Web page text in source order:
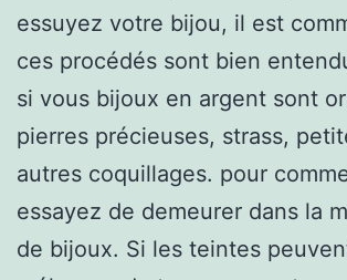
essuyez votre bijou, il est
ces procédés sont bien
si vous bijoux en argent sont
pierres précieuses, strass,
autres coquillages. pour
essayez de demeurer dans la
de bijoux. Si les teintes